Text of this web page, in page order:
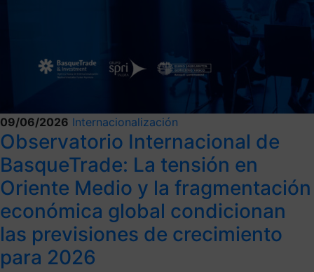
09/06/2026 Internacionalización
Observatorio Internacional de
BasqueTrade: La tensión en
Oriente Medio y la fragmentación
económica global condicionan
las previsiones de crecimiento
para 2026